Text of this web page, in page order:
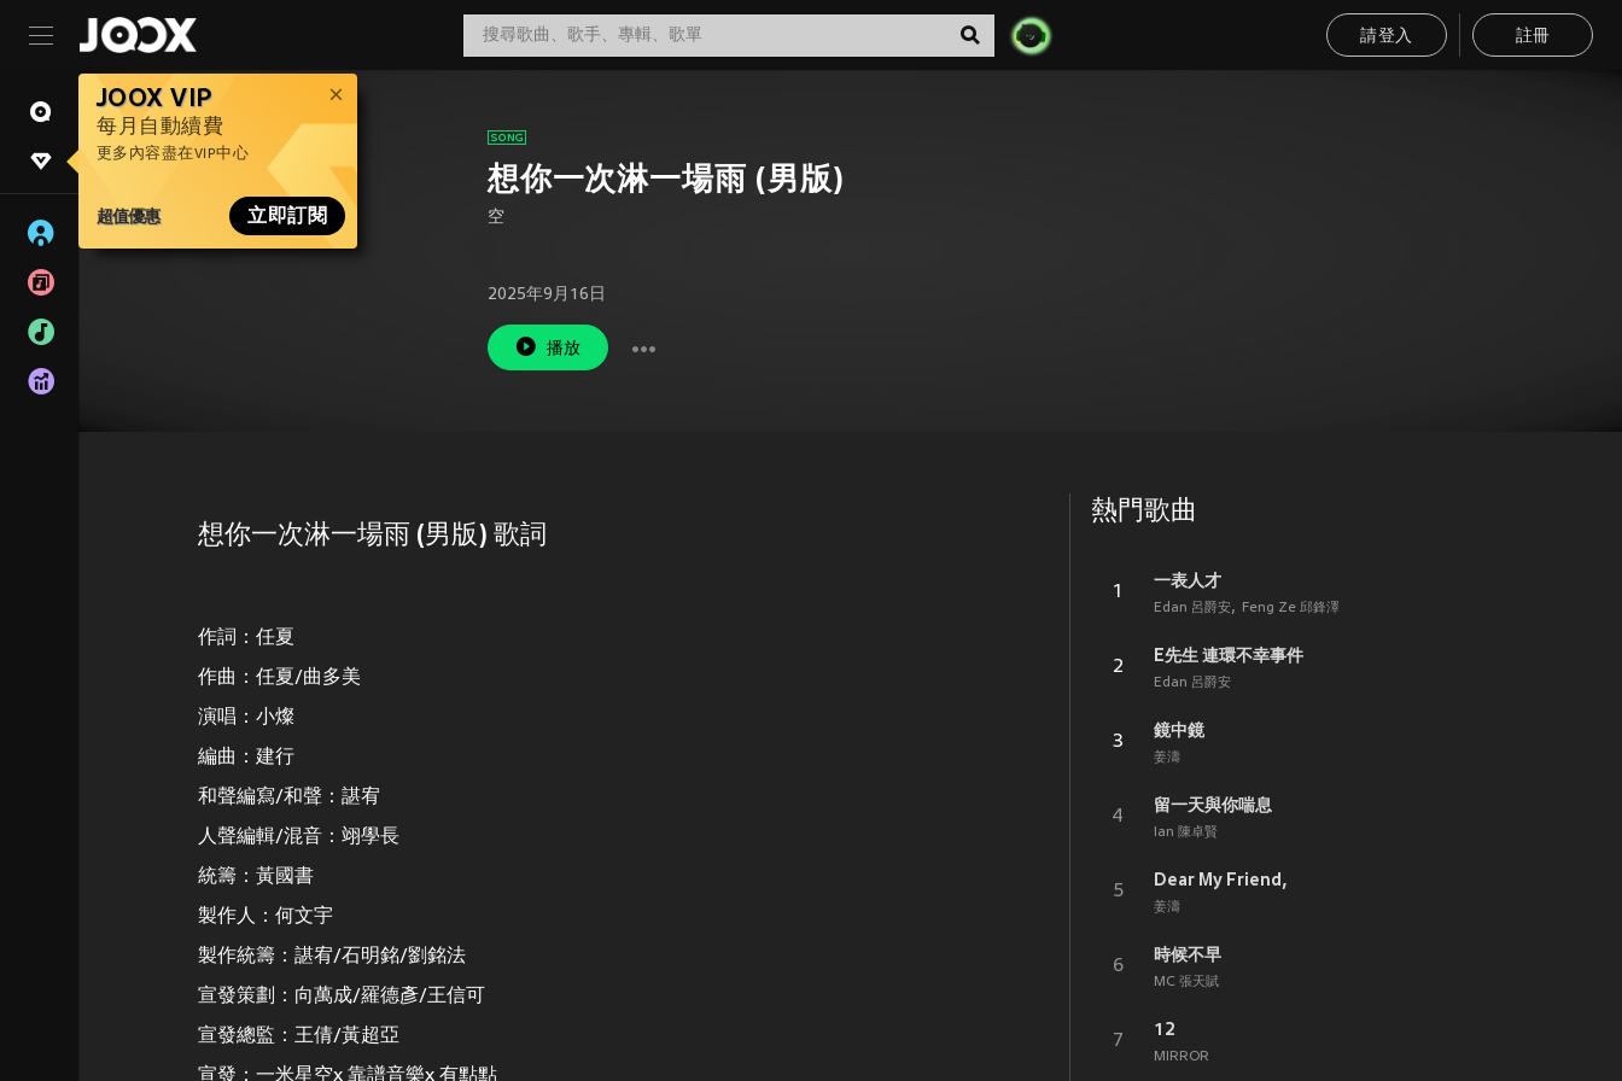
請登入 註冊
JOOX VIP
每月自動續費
更多內容盡在VIP中心
超值優惠 立即訂閱
想你一次淋一場雨 (男版)
空
2025年9月16日
播放
想你一次淋一場雨 (男版) 歌詞
作詞：任夏
作曲：任夏/曲多美
演唱：小燦
編曲：建行
和聲編寫/和聲：諶宥
人聲編輯/混音：翊學長
統籌：黃國書
製作人：何文宇
製作統籌：諶宥/石明銘/劉銘法
宣發策劃：向萬成/羅德彥/王信可
宣發總監：王倩/黃超亞
宣發：一米星空x 靠譜音樂x 有點點
熱門歌曲
1
一表人才
Edan 呂爵安 Feng Ze 邱鋒澤
2
E先生 連環不幸事件
Edan 呂爵安
3
鏡中鏡
姜濤
4
留一天與你喘息
Ian 陳卓賢
5
Dear My Friend,
姜濤
6
時候不早
MC 張天賦
7
12
MIRROR